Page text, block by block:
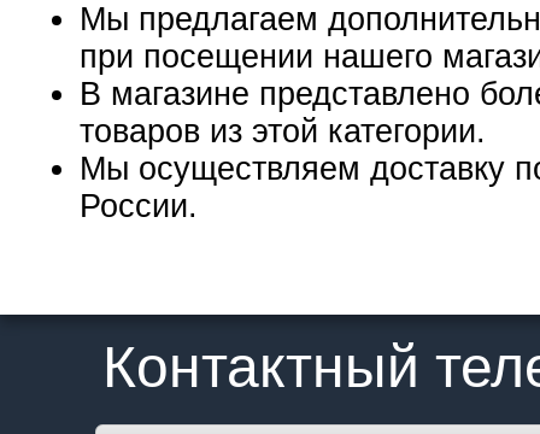
Мы предлагаем
при посещении нашего
В магазине представлено
товаров из этой категории.
Мы осуществляем доставку
России.
Контактный